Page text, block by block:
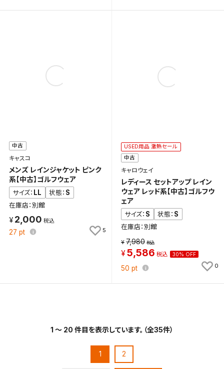
中古
キャスコ
メンズ レインジャケット ピンク
系【中古】ゴルフウェア
サイズ： LL 状態： S
在庫店：別館
2,000
27 pt 5
USED用品 激熱セール
中古
キャロウェイ
レディース セットアップ レイン
ウェア レッド系【中古】ゴルフウ
ェア
サイズ： S 状態： S
在庫店：別館
7,980
5,586 30% OFF
50 pt 0
1 ～ 20 件目を表示しています。（全35件）
1 2